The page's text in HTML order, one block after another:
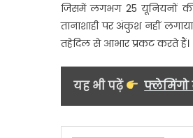
जिसमें लगभग 25 यूनियनों की
तानाशाही पर अंकुश नहीं
तहेदिल से आभार प्रकट करते हैं।
यह भी पढ़ें फ्लेमिंगो